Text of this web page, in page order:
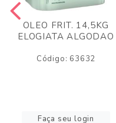
OLEO FRIT. 14,5KG
ELOGIATA ALGODAO
Código: 63632
Faça seu login